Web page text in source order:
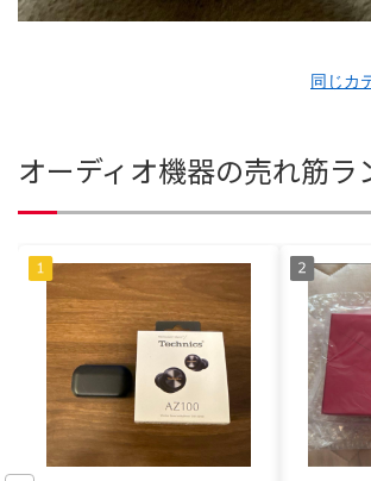
同じカ
オーディオ機器の売れ筋ラ